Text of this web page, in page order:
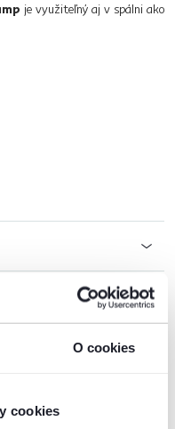
O cookies
cookies
je využiteľný aj v spálni ako